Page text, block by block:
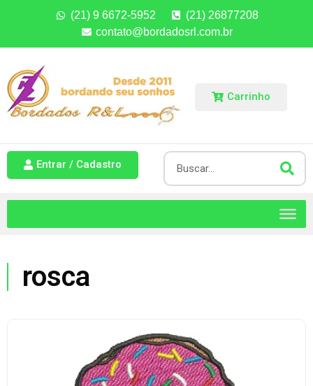
(21) 9 6672-5952
(21) 26877208
contato@bordadosrl.com.br
Carrinho
Entrar / Cadastro
rosca